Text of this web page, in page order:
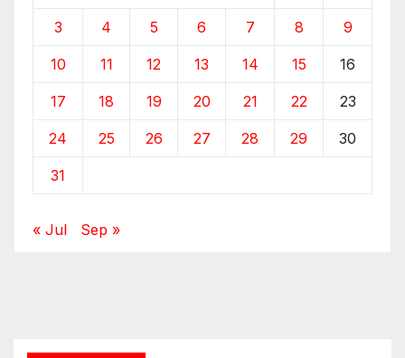
3 4 5 6 7 8 9
10 11 12 13 14 15 16
17 18 19 20 21 22 23
24 25 26 27 28 29 30
31
« Jul Sep »